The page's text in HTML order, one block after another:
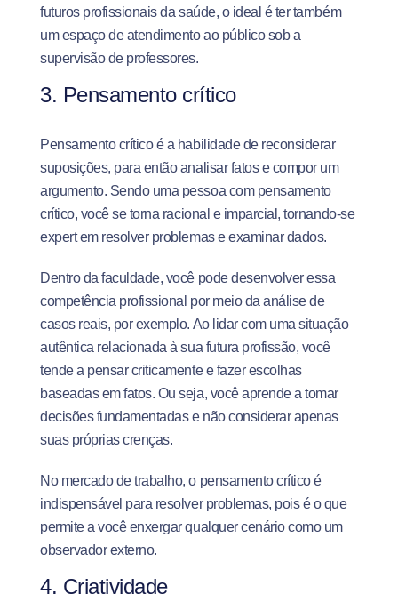
futuros profissionais da saúde, o ideal é ter também
um espaço de atendimento ao público sob a
supervisão de professores.
3. Pensamento crítico
Pensamento crítico é a habilidade de reconsiderar
suposições, para então analisar fatos e compor um
argumento. Sendo uma pessoa com pensamento
crítico, você se torna racional e imparcial, tornando-se
expert em resolver problemas e examinar dados.
Dentro da faculdade, você pode desenvolver essa
competência profissional por meio da análise de
casos reais, por exemplo. Ao lidar com uma situação
autêntica relacionada à sua futura profissão, você
tende a pensar criticamente e fazer escolhas
baseadas em fatos. Ou seja, você aprende a tomar
decisões fundamentadas e não considerar apenas
suas próprias crenças.
No mercado de trabalho, o pensamento crítico é
indispensável para resolver problemas, pois é o que
permite a você enxergar qualquer cenário como um
observador externo.
4. Criatividade